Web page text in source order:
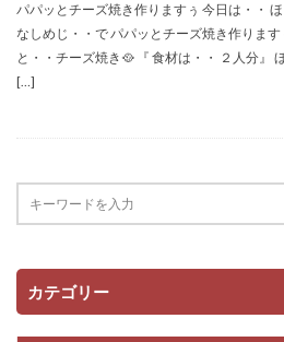
パパッとチーズ焼き作りますぅ 今日は・・
なしめじ・・で パパッとチーズ焼き作りま
と・・チーズ焼き🥘 『 食材は・・ ２人分
[…]
カテゴリー